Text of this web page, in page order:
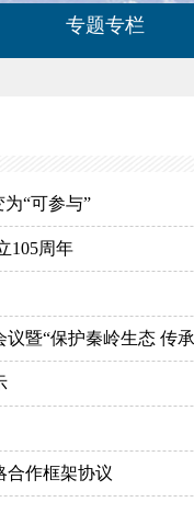
专题专栏
“可参与”
105周年
暨“保护秦岭生态 传
合作框架协议